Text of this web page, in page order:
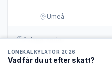
Umeå
2 dagar sedan
LÖNEKALKYLATOR 2026
Vad får du ut efter skatt?